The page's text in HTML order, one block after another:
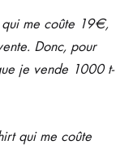
me coûte 19€,
Donc, pour
je vende 1000 t-
qui me coûte